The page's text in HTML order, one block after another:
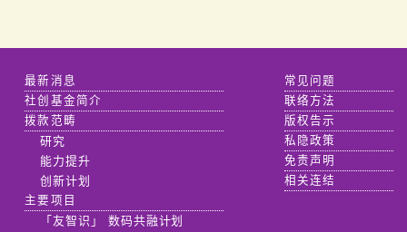
最新消息
社创基金简介
拨款范畴
研究
能力提升
创新计划
主要项目
「友智识」 数码共融计划
常见问题
联络方法
版权告示
私隐政策
免责声明
相关连结